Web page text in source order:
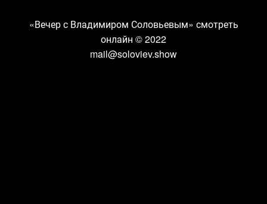
«Вечер с Владимиром Соловьевым» смотреть
онлайн © 2022
mail@soloviev.show